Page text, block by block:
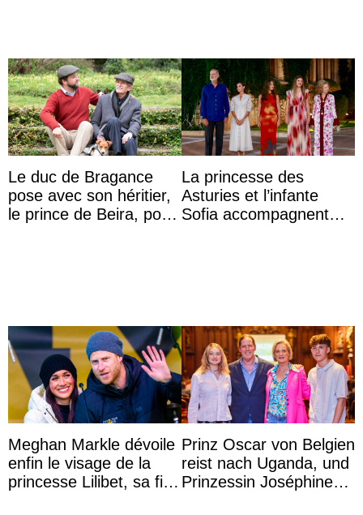
Le duc de Bragance
pose avec son héritier,
le prince de Beira, pour
La princesse des
Asturies et l’infante
Sofia accompagnent
Meghan Markle dévoile
enfin le visage de la
princesse Lilibet, sa fille
Prinz Oscar von Belgien
reist nach Uganda, und
Prinzessin Joséphine